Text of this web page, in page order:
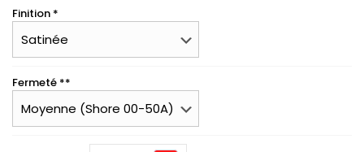
Finition *
Fermeté **